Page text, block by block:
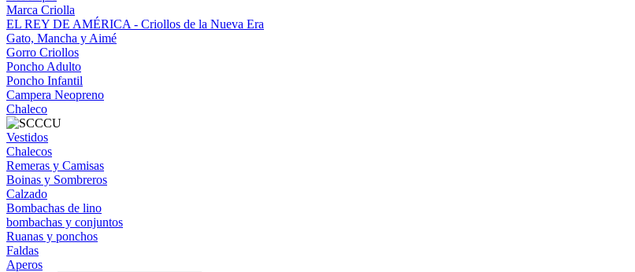
Marca Criolla
EL REY DE AMÉRICA - Criollos de la Nueva Era
Gato, Mancha y Aimé
Gorro Criollos
Poncho Adulto
Poncho Infantil
Campera Neopreno
Chaleco
Vestidos
Chalecos
Remeras y Camisas
Boinas y Sombreros
Calzado
Bombachas de lino
bombachas y conjuntos
Ruanas y ponchos
Faldas
Aperos